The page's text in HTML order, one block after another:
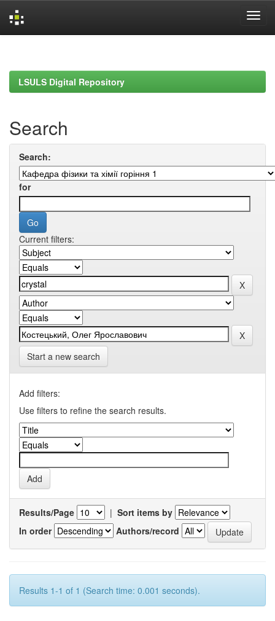
LSULS Digital Repository
Search
Search:
for
Current filters:
Start a new search
Add filters:
Use filters to refine the search results.
Results/Page | Sort items by
In order
Authors/record
Results 1-1 of 1 (Search time: 0.001 seconds).